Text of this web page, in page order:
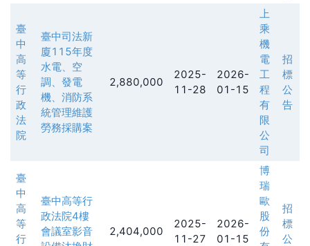
臺
中
高
等
行
政
法
院
臺中司法新
廈115年度
水電、空
調、發電
機、消防系
統管理維護
勞務採購案
2,880,000
2025-
11-28
2026-
01-15
上
乘
機
電
工
程
有
限
公
司
招
標
公
告
臺
中
高
等
行
臺中高等行
政法院4樓
會議室影音
2,404,000
2025-
11-27
2026-
01-15
博
瑞
歐
股
份
招
標
公